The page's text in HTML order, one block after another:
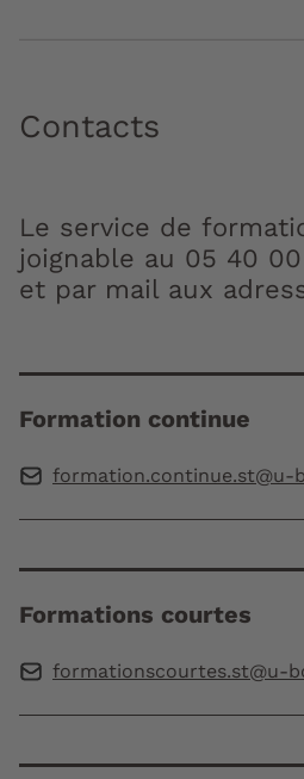
Contacts
Le service de
joignable au 05 40
et par mail aux
Formation continue
formation.continue.st@u-
Formations courtes
formationscourtes.st@u-